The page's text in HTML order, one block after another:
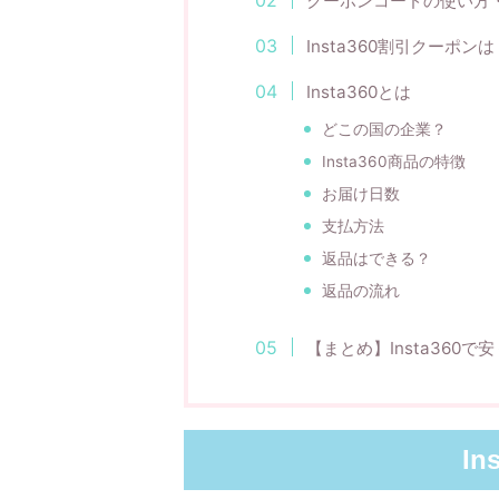
Insta360割引クーポンは
Insta360とは
どこの国の企業？
Insta360商品の特徴
お届け日数
支払方法
返品はできる？
返品の流れ
【まとめ】Insta360で